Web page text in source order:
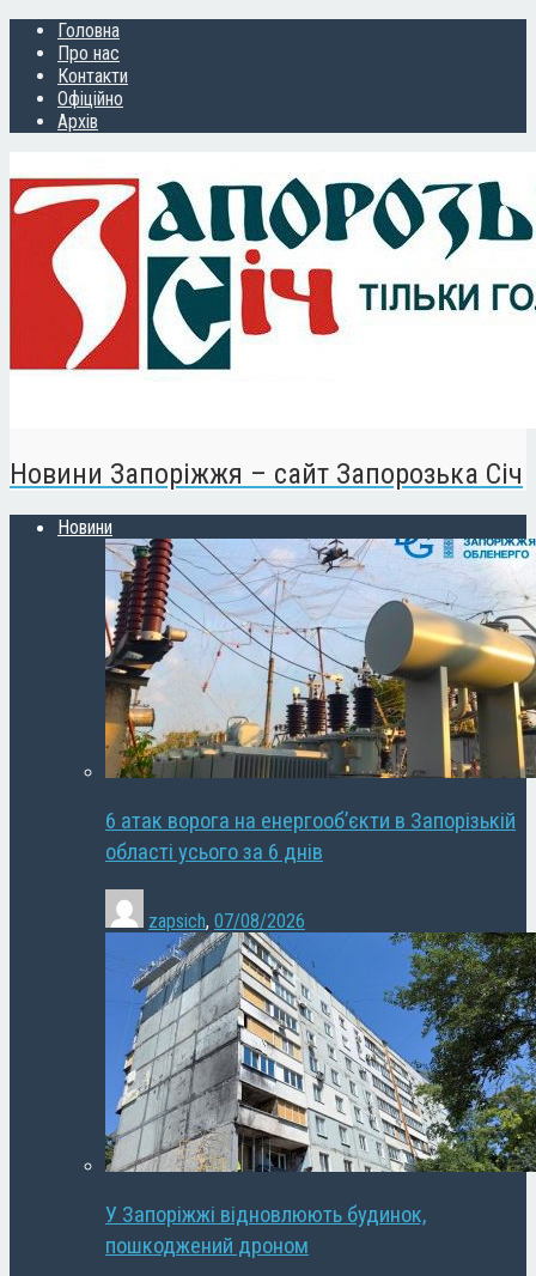
Головна
Про нас
Контакти
Офіційно
Архів
Новини Запоріжжя – сайт Запорозька Січ
Новини
6 атак ворога на енергооб’єкти в Запорізькій
області усього за 6 днів
zapsich, 07/08/2026
У Запоріжжі відновлюють будинок,
пошкоджений дроном